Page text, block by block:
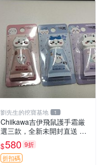
劉先生的挖寶基地 1
Chiikawa吉伊飛鼠護手霜厳
選三款，全新未開封直送 飛
鼠 護手霜 吉伊三款 新貨
$580 9折
折扣碼